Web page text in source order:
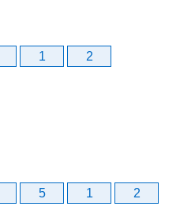
1 2
5 1
2